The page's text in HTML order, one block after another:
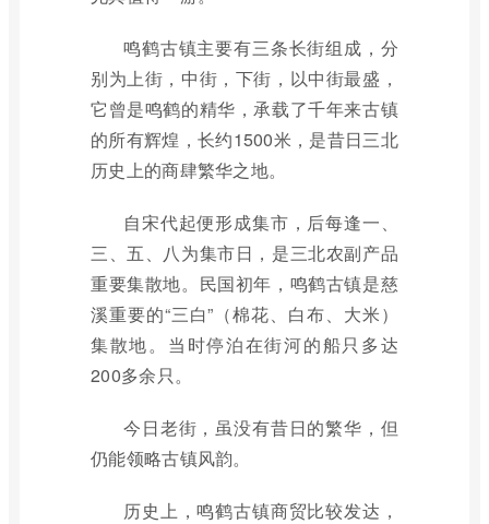
鸣鹤古镇主要有三条长街组成，分
别为上街，中街，下街，以中街最盛，
它曾是鸣鹤的精华，承载了千年来古镇
的所有辉煌，长约1500米，是昔日三北
历史上的商肆繁华之地。
自宋代起便形成集市，后每逢一、
三、五、八为集市日，是三北农副产品
重要集散地。民国初年，鸣鹤古镇是慈
溪重要的“三白”（棉花、白布、大米）
集散地。当时停泊在街河的船只多达
200多余只。
今日老街，虽没有昔日的繁华，但
仍能领略古镇风韵。
历史上，鸣鹤古镇商贸比较发达，